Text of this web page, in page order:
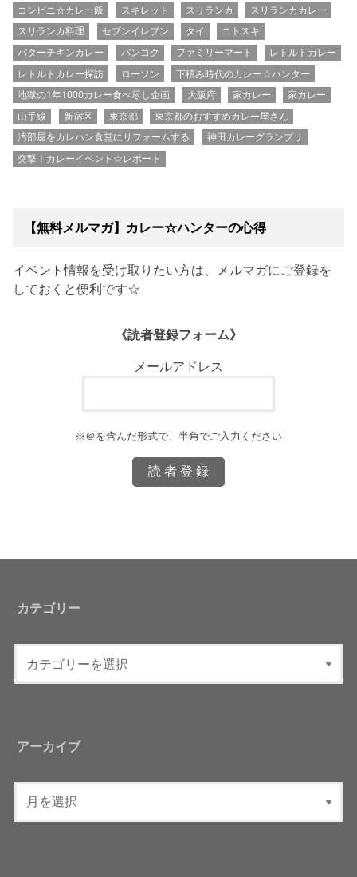
コンビニ☆カレー飯
スキレット スリランカ
スリランカカレー
スリランカ料理
セブンイレブン タイ
ニトスキ
バターチキンカレー
バンコク ファミリーマート
レトルトカレー
レトルトカレー探訪
ローソン
下積み時代のカレー☆ハンター
地獄の1年1000カレー食べ尽し企画
大阪府 家カレー
家カレー
山手線
新宿区 東京都
東京都のおすすめカレー屋さん
汚部屋をカレハン食堂にリフォームする
神田カレーグランプリ
突撃！カレーイベント☆レポート
【無料メルマガ】カレー☆ハンターの心得
イベント情報を受け取りたい方は、メルマガにご登録を
しておくと便利です☆
《読者登録フォーム》
メールアドレス
※＠を含んだ形式で、半角でご入力ください
カテゴリー
アーカイブ